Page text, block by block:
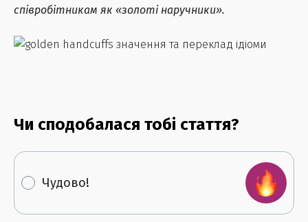
співробітникам як «золоті наручники».
Чи сподобалася тобі стаття?
Чудово!